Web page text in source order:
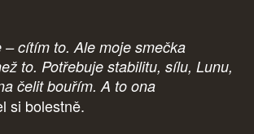
– cítím to. Ale moje smečka
to. Potřebuje stabilitu, sílu, Lunu,
čelit bouřím. A to ona
si bolestně.